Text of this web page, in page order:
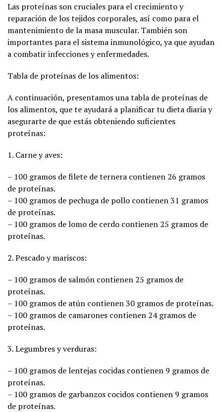
Las proteínas son cruciales para el crecimiento y
reparación de los tejidos corporales, así como para el
mantenimiento de la masa muscular. También son
importantes para el sistema inmunológico, ya que ayudan
a combatir infecciones y enfermedades.
Tabla de proteínas de los alimentos:
A continuación, presentamos una tabla de proteínas de
los alimentos, que te ayudará a planificar tu dieta diaria y
asegurarte de que estás obteniendo suficientes
proteínas:
1. Carne y aves:
– 100 gramos de filete de ternera contienen 26 gramos
de proteínas.
– 100 gramos de pechuga de pollo contienen 31 gramos
de proteínas.
– 100 gramos de lomo de cerdo contienen 25 gramos de
proteínas.
2. Pescado y mariscos:
– 100 gramos de salmón contienen 25 gramos de
proteínas.
– 100 gramos de atún contienen 30 gramos de proteínas.
– 100 gramos de camarones contienen 24 gramos de
proteínas.
3. Legumbres y verduras:
– 100 gramos de lentejas cocidas contienen 9 gramos de
proteínas.
– 100 gramos de garbanzos cocidos contienen 9 gramos
de proteínas.